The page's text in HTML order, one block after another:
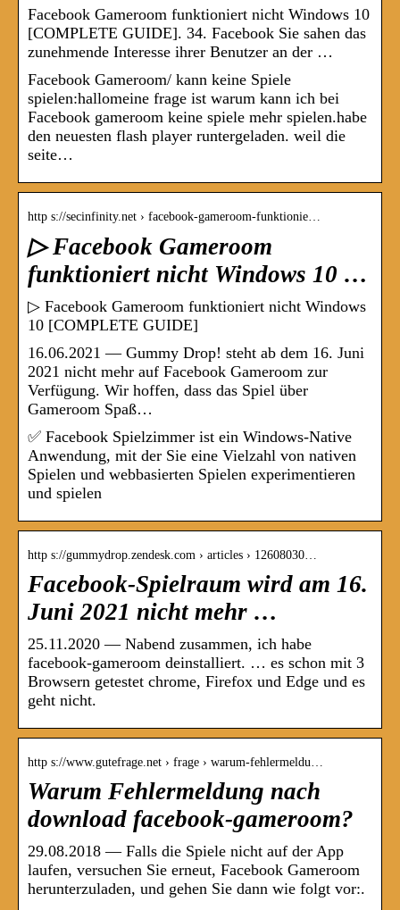
Facebook Gameroom funktioniert nicht Windows 10
[COMPLETE GUIDE]. 34. Facebook Sie sahen das
zunehmende Interesse ihrer Benutzer an der …
Facebook Gameroom/ kann keine Spiele
spielen:hallomeine frage ist warum kann ich bei
Facebook gameroom keine spiele mehr spielen.habe
den neuesten flash player runtergeladen. weil die
seite…
http s://secinfinity.net › facebook-gameroom-funktionie…
▷ Facebook Gameroom
funktioniert nicht Windows 10 …
▷ Facebook Gameroom funktioniert nicht Windows
10 [COMPLETE GUIDE]
16.06.2021 — Gummy Drop! steht ab dem 16. Juni
2021 nicht mehr auf Facebook Gameroom zur
Verfügung. Wir hoffen, dass das Spiel über
Gameroom Spaß…
✅ Facebook Spielzimmer ist ein Windows-Native
Anwendung, mit der Sie eine Vielzahl von nativen
Spielen und webbasierten Spielen experimentieren
und spielen
http s://gummydrop.zendesk.com › articles › 12608030…
Facebook-Spielraum wird am 16.
Juni 2021 nicht mehr …
25.11.2020 — Nabend zusammen, ich habe
facebook-gameroom deinstalliert. … es schon mit 3
Browsern getestet chrome, Firefox und Edge und es
geht nicht.
http s://www.gutefrage.net › frage › warum-fehlermeldu…
Warum Fehlermeldung nach
download facebook-gameroom?
29.08.2018 — Falls die Spiele nicht auf der App
laufen, versuchen Sie erneut, Facebook Gameroom
herunterzuladen, und gehen Sie dann wie folgt vor:.